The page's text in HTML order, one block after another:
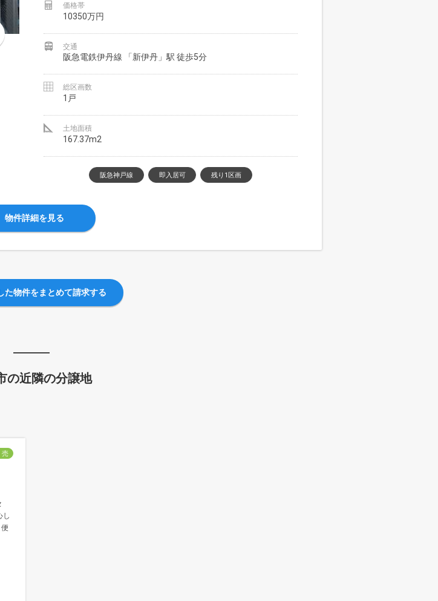
価格帯
10350万円
交通
阪急電鉄伊丹線 「新伊丹」駅 徒歩5分
総区画数
1戸
土地面積
167.37m2
阪急神戸線 即入居可 残り1区画
物件詳細を見る
た物件をまとめて請求する
の近隣の分譲地
売
し